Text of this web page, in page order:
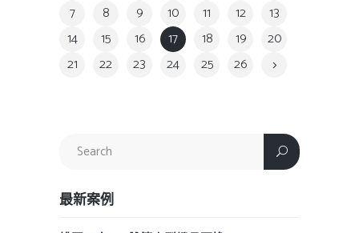
7
8 9 10 11 12
13
14
15 16 17 18 19
20
21
22 23 24 25 26
最新案例